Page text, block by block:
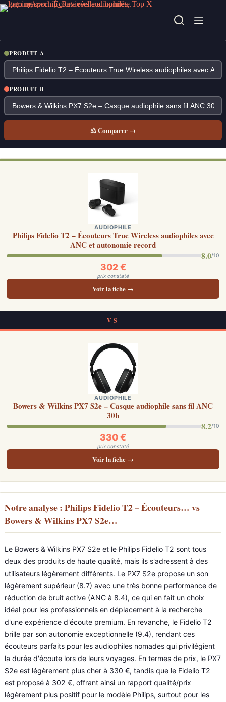
Passer
au
PRODUIT A
PRODUIT B
⚖ Comparer →
AUDIOPHILE
Philips Fidelio T2 – Écouteurs True Wireless audiophiles avec
ANC et autonomie record
8.0/10
302 €
prix constaté
Voir la fiche →
VS
AUDIOPHILE
Bowers & Wilkins PX7 S2e – Casque audiophile sans fil ANC
30h
8.2/10
330 €
prix constaté
Voir la fiche →
Notre analyse : Philips Fidelio T2 – Écouteurs… vs
Bowers & Wilkins PX7 S2e…
Le Bowers & Wilkins PX7 S2e et le Philips Fidelio T2 sont tous
deux des produits de haute qualité, mais ils s'adressent à des
utilisateurs légèrement différents. Le PX7 S2e propose un son
légèrement supérieur (8.7) avec une très bonne performance de
réduction de bruit active (ANC à 8.4), ce qui en fait un choix
idéal pour les professionnels en déplacement à la recherche
d'une expérience d'écoute premium. En revanche, le Fidelio T2
brille par son autonomie exceptionnelle (9.4), rendant ces
écouteurs parfaits pour les audiophiles nomades qui privilégient
la durée d'écoute lors de leurs voyages. En termes de prix, le PX7
S2e est légèrement plus cher à 330 €, tandis que le Fidelio T2
est proposé à 302 €, offrant ainsi un rapport qualité/prix
légèrement plus positif pour le modèle Philips, surtout pour les